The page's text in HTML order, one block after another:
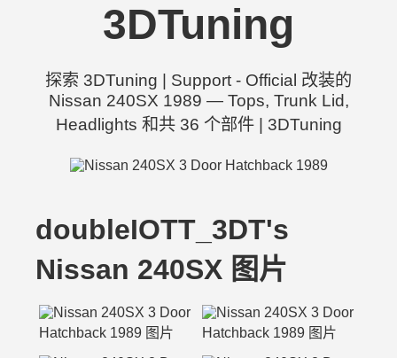
3DTuning
探索 3DTuning | Support - Official 改装的
Nissan 240SX 1989 — Tops, Trunk Lid,
Headlights 和共 36 个部件 | 3DTuning
doubleIOTT_3DT's
Nissan 240SX 图片